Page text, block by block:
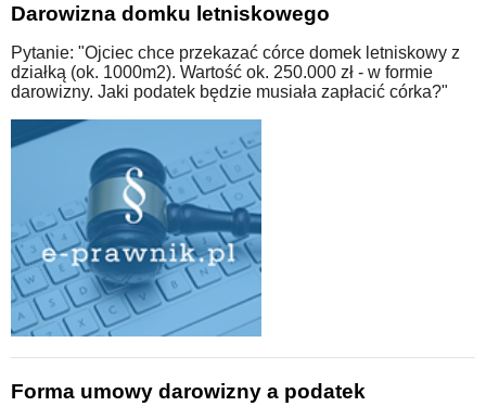
Darowizna domku letniskowego
Pytanie: "Ojciec chce przekazać córce domek letniskowy z
działką (ok. 1000m2). Wartość ok. 250.000 zł - w formie
darowizny. Jaki podatek będzie musiała zapłacić córka?"
Forma umowy darowizny a podatek